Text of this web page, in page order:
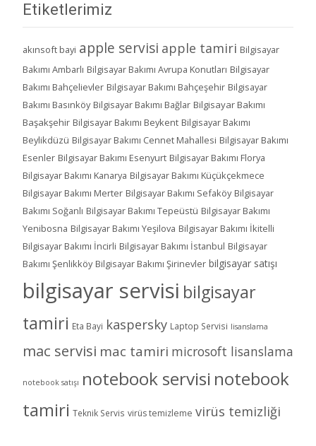
Etiketlerimiz
akınsoft bayi apple servisi apple tamiri Bilgisayar
Bakımı Ambarlı Bilgisayar Bakımı Avrupa Konutları Bilgisayar
Bakımı Bahçelievler Bilgisayar Bakımı Bahçeşehir Bilgisayar
Bakımı Basınköy Bilgisayar Bakımı Bağlar Bilgisayar Bakımı
Başakşehir Bilgisayar Bakımı Beykent Bilgisayar Bakımı
Beylikdüzü Bilgisayar Bakımı Cennet Mahallesi Bilgisayar Bakımı
Esenler Bilgisayar Bakımı Esenyurt Bilgisayar Bakımı Florya
Bilgisayar Bakımı Kanarya Bilgisayar Bakımı Küçükçekmece
Bilgisayar Bakımı Merter Bilgisayar Bakımı Sefaköy Bilgisayar
Bakımı Soğanlı Bilgisayar Bakımı Tepeüstü Bilgisayar Bakımı
Yenibosna Bilgisayar Bakımı Yeşilova Bilgisayar Bakımı İkitelli
Bilgisayar Bakımı İncirli Bilgisayar Bakımı İstanbul Bilgisayar
Bakımı Şenlikköy Bilgisayar Bakımı Şirinevler bilgisayar satışı
bilgisayar servisi bilgisayar
tamiri Eta Bayi kaspersky Laptop Servisi lisanslama
mac servisi mac tamiri microsoft lisanslama
notebook satışı notebook servisi notebook
tamiri Teknik Servis virüs temizleme virüs temizliği